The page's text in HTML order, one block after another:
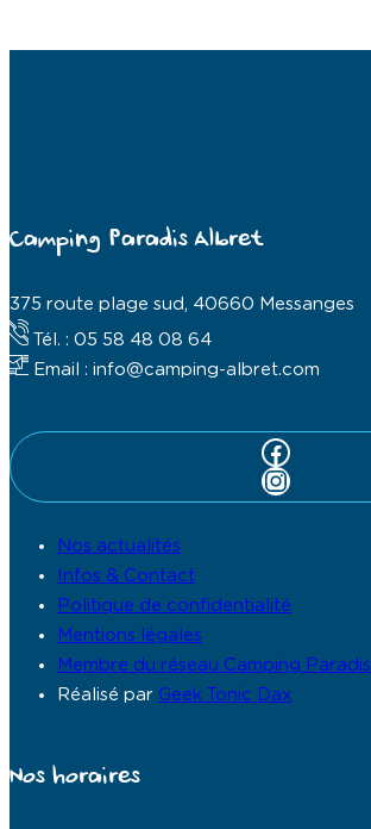
Camping Paradis Albret
375 route plage sud, 40660 Messanges
Tél. : 05 58 48 08 64
Email : info@camping-albret.com
Facebook
Instagram
Nos actualités
Infos & Contact
Politique de confidentialité
Mentions légales
Membre du réseau Camping Paradis
Réalisé par Geek Tonic Dax
Nos horaires